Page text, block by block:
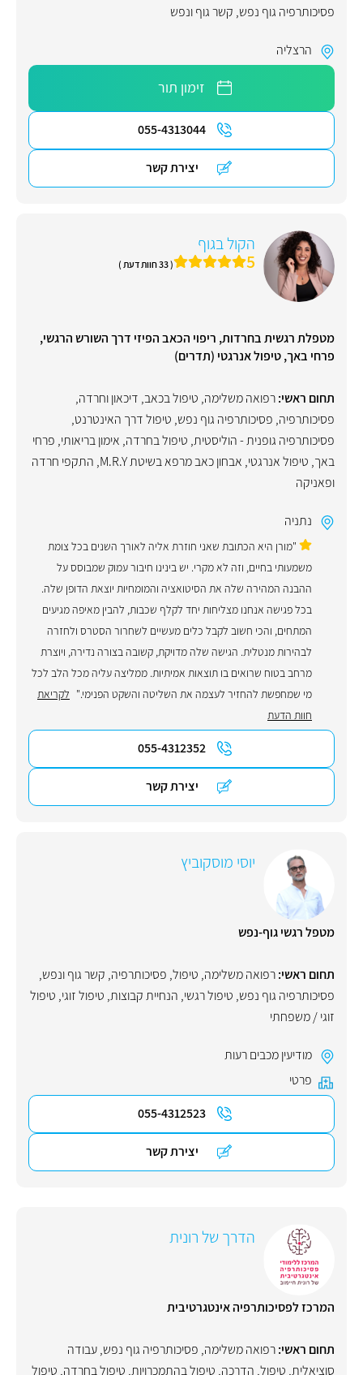
פסיכותרפיה גוף נפש, קשר גוף ונפש
הרצליה
זימון תור
055-4313044
יצירת קשר
הקול בגוף
5 ( 33 חוות דעת )
מטפלת רגשית בחרדות, ריפוי הכאב הפיזי דרך השורש הרגשי,
פרחי באך, טיפול אנרגטי (תדרים)
תחום ראשי:רפואה משלימה, טיפול בכאב, דיכאון וחרדה,
פסיכותרפיה, פסיכותרפיה גוף נפש, טיפול דרך האינטרנט,
פסיכותרפיה גופנית - הוליסטית, טיפול בחרדה, אימון בריאותי, פרחי
באך, טיפול אנרגטי, אבחון כאב מרפא בשיטת M.R.Y , התקפי חרדה
ופאניקה
נתניה
"מורן היא הכתובת שאני חוזרת אליה לאורך השנים בכל צומת
משמעותי בחיים, וזה לא מקרי. יש בינינו חיבור עמוק שמבוסס על
ההבנה המהירה שלה את הסיטואציה והמומחיות יוצאת הדופן שלה.
בכל פגישה אנחנו מצליחות יחד לקלף שכבות, להבין מאיפה מגיעים
המתחים, והכי חשוב לקבל כלים מעשיים לשחרור הסטרס ולחזרה
לבהירות מנטלית. הגישה שלה מדויקת, קשובה בצורה נדירה, ויוצרת
מרחב בטוח שרואים בו תוצאות אמיתיות. ממליצה עליה מכל הלב לכל
מי שמחפשת להחזיר לעצמה את השליטה והשקט הפנימי." לקריאת
חוות הדעת
055-4312352
יצירת קשר
יוסי מוסקוביץ
מטפל רגשי גוף-נפש
תחום ראשי:רפואה משלימה, טיפול, פסיכותרפיה, קשר גוף ונפש,
פסיכותרפיה גוף נפש, טיפול רגשי, הנחיית קבוצות, טיפול זוגי, טיפול
זוגי / משפחתי
מודיעין מכבים רעות
פרטי
055-4312523
יצירת קשר
הדרך של רונית
המרכז לפסיכותרפיה אינטגרטיבית
תחום ראשי:רפואה משלימה, פסיכותרפיה גוף נפש,עבודה
סוציאלית, טיפול, הדרכה, טיפול בהתמכרויות, טיפול בחרדה, טיפול